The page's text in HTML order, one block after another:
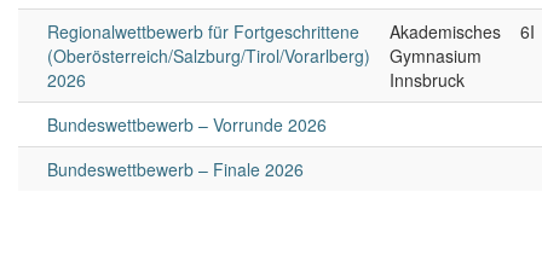
Regionalwettbewerb für Fortgeschrittene
(Oberösterreich/Salzburg/Tirol/Vorarlberg)
2026
Akademisches
Gymnasium
Innsbruck
6I
Bundeswettbewerb – Vorrunde 2026
Bundeswettbewerb – Finale 2026